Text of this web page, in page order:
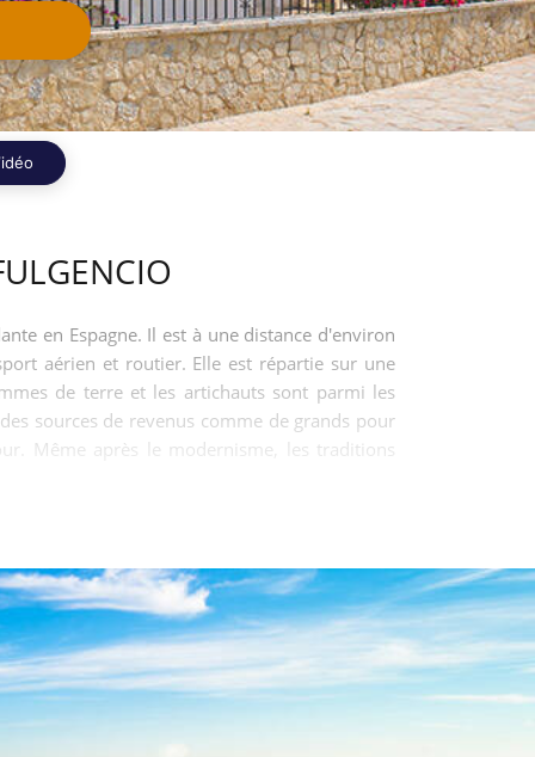
en Espagne. Il est à une distance d'environ
aérien et routier. Elle est répartie sur une
de terre et les artichauts sont parmi les
sources de revenus comme de grands pour
Même après le modernisme, les traditions